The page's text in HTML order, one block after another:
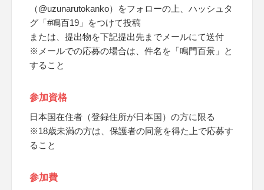
（@uzunarutokanko）をフォローの上、ハッシュタ
グ「#鳴百19」をつけて投稿
または、提出物を下記提出先までメールにて送付
※メールでの応募の場合は、件名を「鳴門百景」と
すること
参加資格
日本国在住者（登録住所が日本国）の方に限る
※18歳未満の方は、保護者の同意を得た上で応募す
ること
参加費